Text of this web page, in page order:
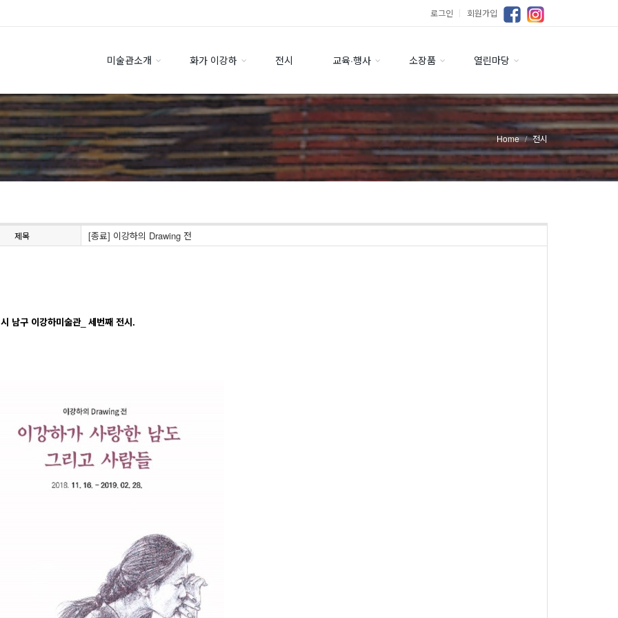
로그인 ｜ 회원가입
미술관소개 화가 이강하 전시 교육·행사 소장품 열린마당
Home 전시
제목 [종료] 이강하의 Drawing 전
남구 이강하미술관_ 세번째 전시.